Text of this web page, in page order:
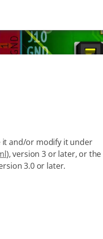
it and/or modify it under
), version 3 or later, or the
3.0 or later.